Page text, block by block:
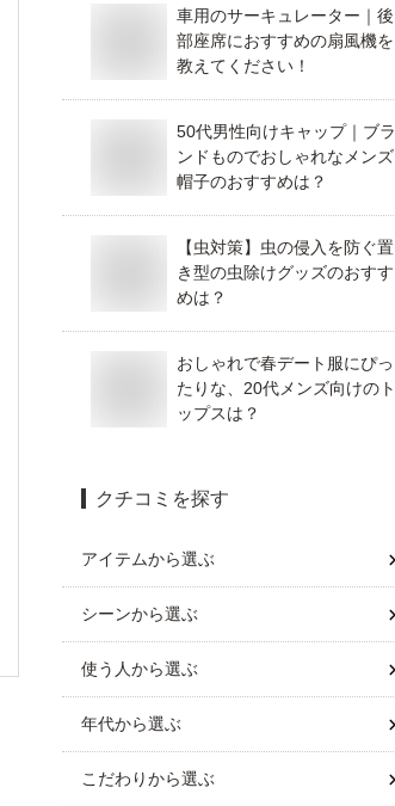
車用のサーキュレーター｜後
部座席におすすめの扇風機を
教えてください！
50代男性向けキャップ｜ブラ
ンドものでおしゃれなメンズ
帽子のおすすめは？
【虫対策】虫の侵入を防ぐ置
き型の虫除けグッズのおすす
めは？
おしゃれで春デート服にぴっ
たりな、20代メンズ向けのト
ップスは？
クチコミを探す
アイテムから選ぶ
シーンから選ぶ
使う人から選ぶ
年代から選ぶ
こだわりから選ぶ